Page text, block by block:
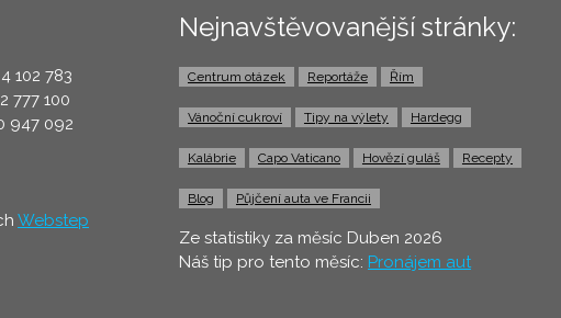
102 783
777 100
947 092
Webstep
Nejnavštěvovanější stránky:
Centrum otázek Reportáže Řím
Vánoční cukroví Tipy na výlety Hardegg
Kalábrie Capo Vaticano Hovězí guláš Recepty
Blog Půjčení auta ve Francii
Ze statistiky za měsíc Duben 2026
Náš tip pro tento měsíc: Pronájem aut